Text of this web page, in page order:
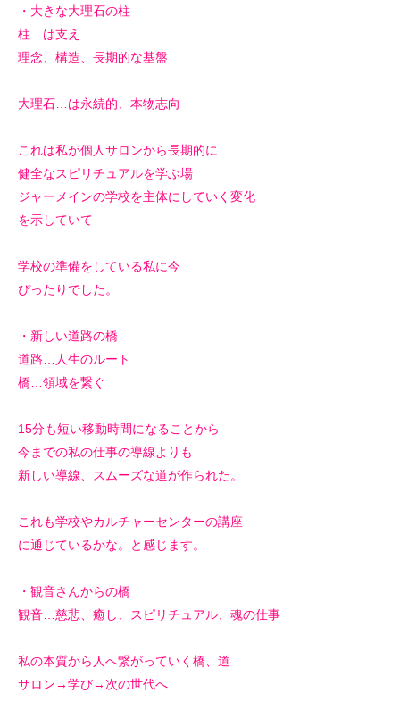
・大きな大理石の柱
柱…は支え
理念、構造、長期的な基盤
大理石…は永続的、本物志向
これは私が個人サロンから長期的に
健全なスピリチュアルを学ぶ場
ジャーメインの学校を主体にしていく変化
を示していて
学校の準備をしている私に今
ぴったりでした。
・新しい道路の橋
道路…人生のルート
橋…領域を繋ぐ
15分も短い移動時間になることから
今までの私の仕事の導線よりも
新しい導線、スムーズな道が作られた。
これも学校やカルチャーセンターの講座
に通じているかな。と感じます。
・観音さんからの橋
観音…慈悲、癒し、スピリチュアル、魂の仕事
私の本質から人へ繋がっていく橋、道
サロン→学び→次の世代へ